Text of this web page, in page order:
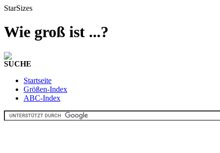
StarSizes
Wie groß ist ...?
SUCHE
Startseite
Größen-Index
ABC-Index